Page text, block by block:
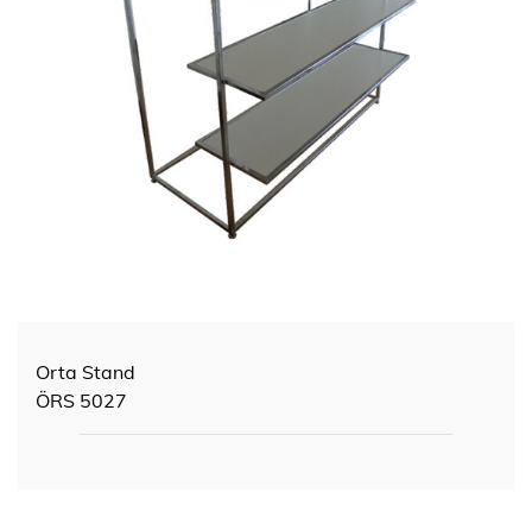
Orta Stand
ÖRS 5027